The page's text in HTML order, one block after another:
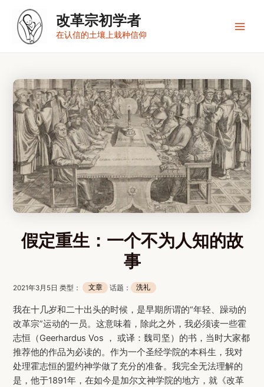
改革宗初学者
在认信的土壤上栽种信仰
假定重生：一个不为人知的故
事
2021年3月5日 类型： 文章 话题： 洗礼
我在十几岁和二十出头的时候，是早期所谓的“年轻、躁动的
改革宗”运动的一员。这意味着，除此之外，我必须读一些霍
志恒（Geerhardus Vos ， 或译：魏司坚）的书，当时大家都
推荐他的作品为必读的。作为一个圣经学院的本科生，我对
处理霍志恒的盟约神学做了充分的准备。我完全无法理解的
是，他于1891年，在如今是加尔文神学院的地方，就《改革